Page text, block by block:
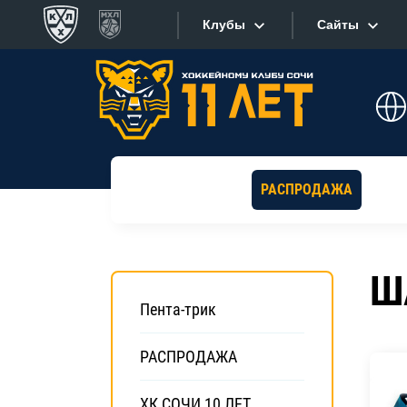
Клубы
Конференция «Запад»
Дивизион Боброва
Спартак
ХК Сочи
Сайты
Сайты
Хайлайты
Интернет-
РАСПРОДАЖА
Пента-трик
РАСПРОДАЖА